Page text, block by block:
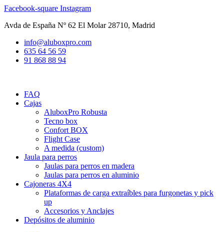
Ir
contenido
Facebook-square Instagram
Avda de España Nº 62 El Molar 28710, Madrid
info@aluboxpro.com
635 64 56 59
91 868 88 94
FAQ
Cajas
AluboxPro Robusta
Tecno box
Confort BOX
Flight Case
A medida (custom)
Jaula para perros
Jaulas para perros en madera
Jaulas para perros en aluminio
Cajoneras 4X4
Plataformas de carga extraíbles para furgonetas y pick
up
Accesorios y Anclajes
Depósitos de aluminio